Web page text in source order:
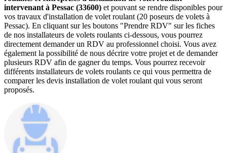
intervenant à Pessac (33600) et pouvant se rendre disponibles pour
vos travaux d'installation de volet roulant (20 poseurs de volets à
Pessac). En cliquant sur les boutons "Prendre RDV" sur les fiches
de nos installateurs de volets roulants ci-dessous, vous pourrez
directement demander un RDV au professionnel choisi. Vous avez
également la possibilité de nous décrire votre projet et de demander
plusieurs RDV afin de gagner du temps. Vous pourrez recevoir
différents installateurs de volets roulants ce qui vous permettra de
comparer les devis installation de volet roulant qui vous seront
proposés.